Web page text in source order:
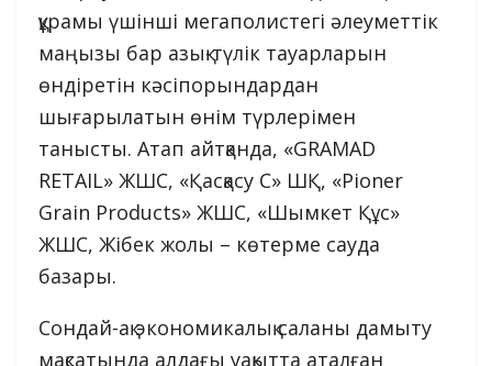
құрамы үшінші мегаполистегі әлеуметтік
маңызы бар азық-түлік тауарларын
өндіретін кәсіпорындардан
шығарылатын өнім түрлерімен
танысты. Атап айтқанда, «GRAMAD
RETAIL» ЖШС, «Қасқасу С» ШҚ, «Pioner
Grain Products» ЖШС, «Шымкет Құс»
ЖШС, Жібек жолы – көтерме сауда
базары.
Сондай-ақ экономикалық саланы дамыту
мақсатында алдағы уақытта аталған